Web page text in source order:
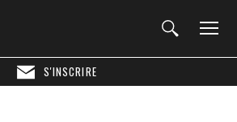
S'INSCRIRE